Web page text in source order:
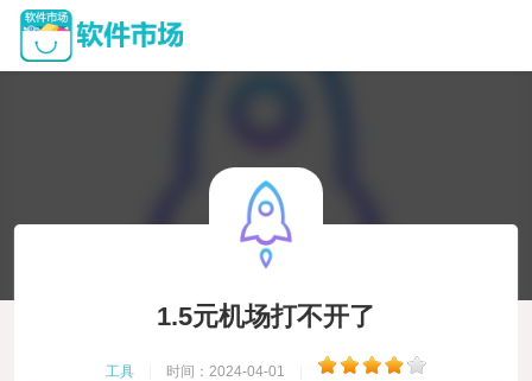
1.5元机场打不开了
工具 时间：2024-04-01